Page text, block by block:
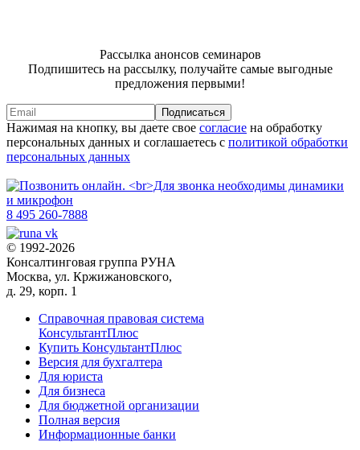
Рассылка анонсов семинаров
Подпишитесь на рассылку, получайте самые выгодные
предложения первыми!
Подписаться
Нажимая на кнопку, вы даете свое согласие на обработку
персональных данных и соглашаетесь с политикой обработки
персональных данных
8 495 260-7888
© 1992-2026
Консалтинговая группа РУНА
Москва, ул. Кржижановского,
д. 29, корп. 1
Справочная правовая система
КонсультантПлюс
Купить КонсультантПлюс
Версия для бухгалтера
Для юриста
Для бизнеса
Для бюджетной организации
Полная версия
Информационные банки